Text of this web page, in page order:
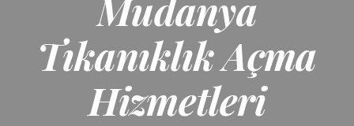
Tıkanıklık Açma
Hizmetleri